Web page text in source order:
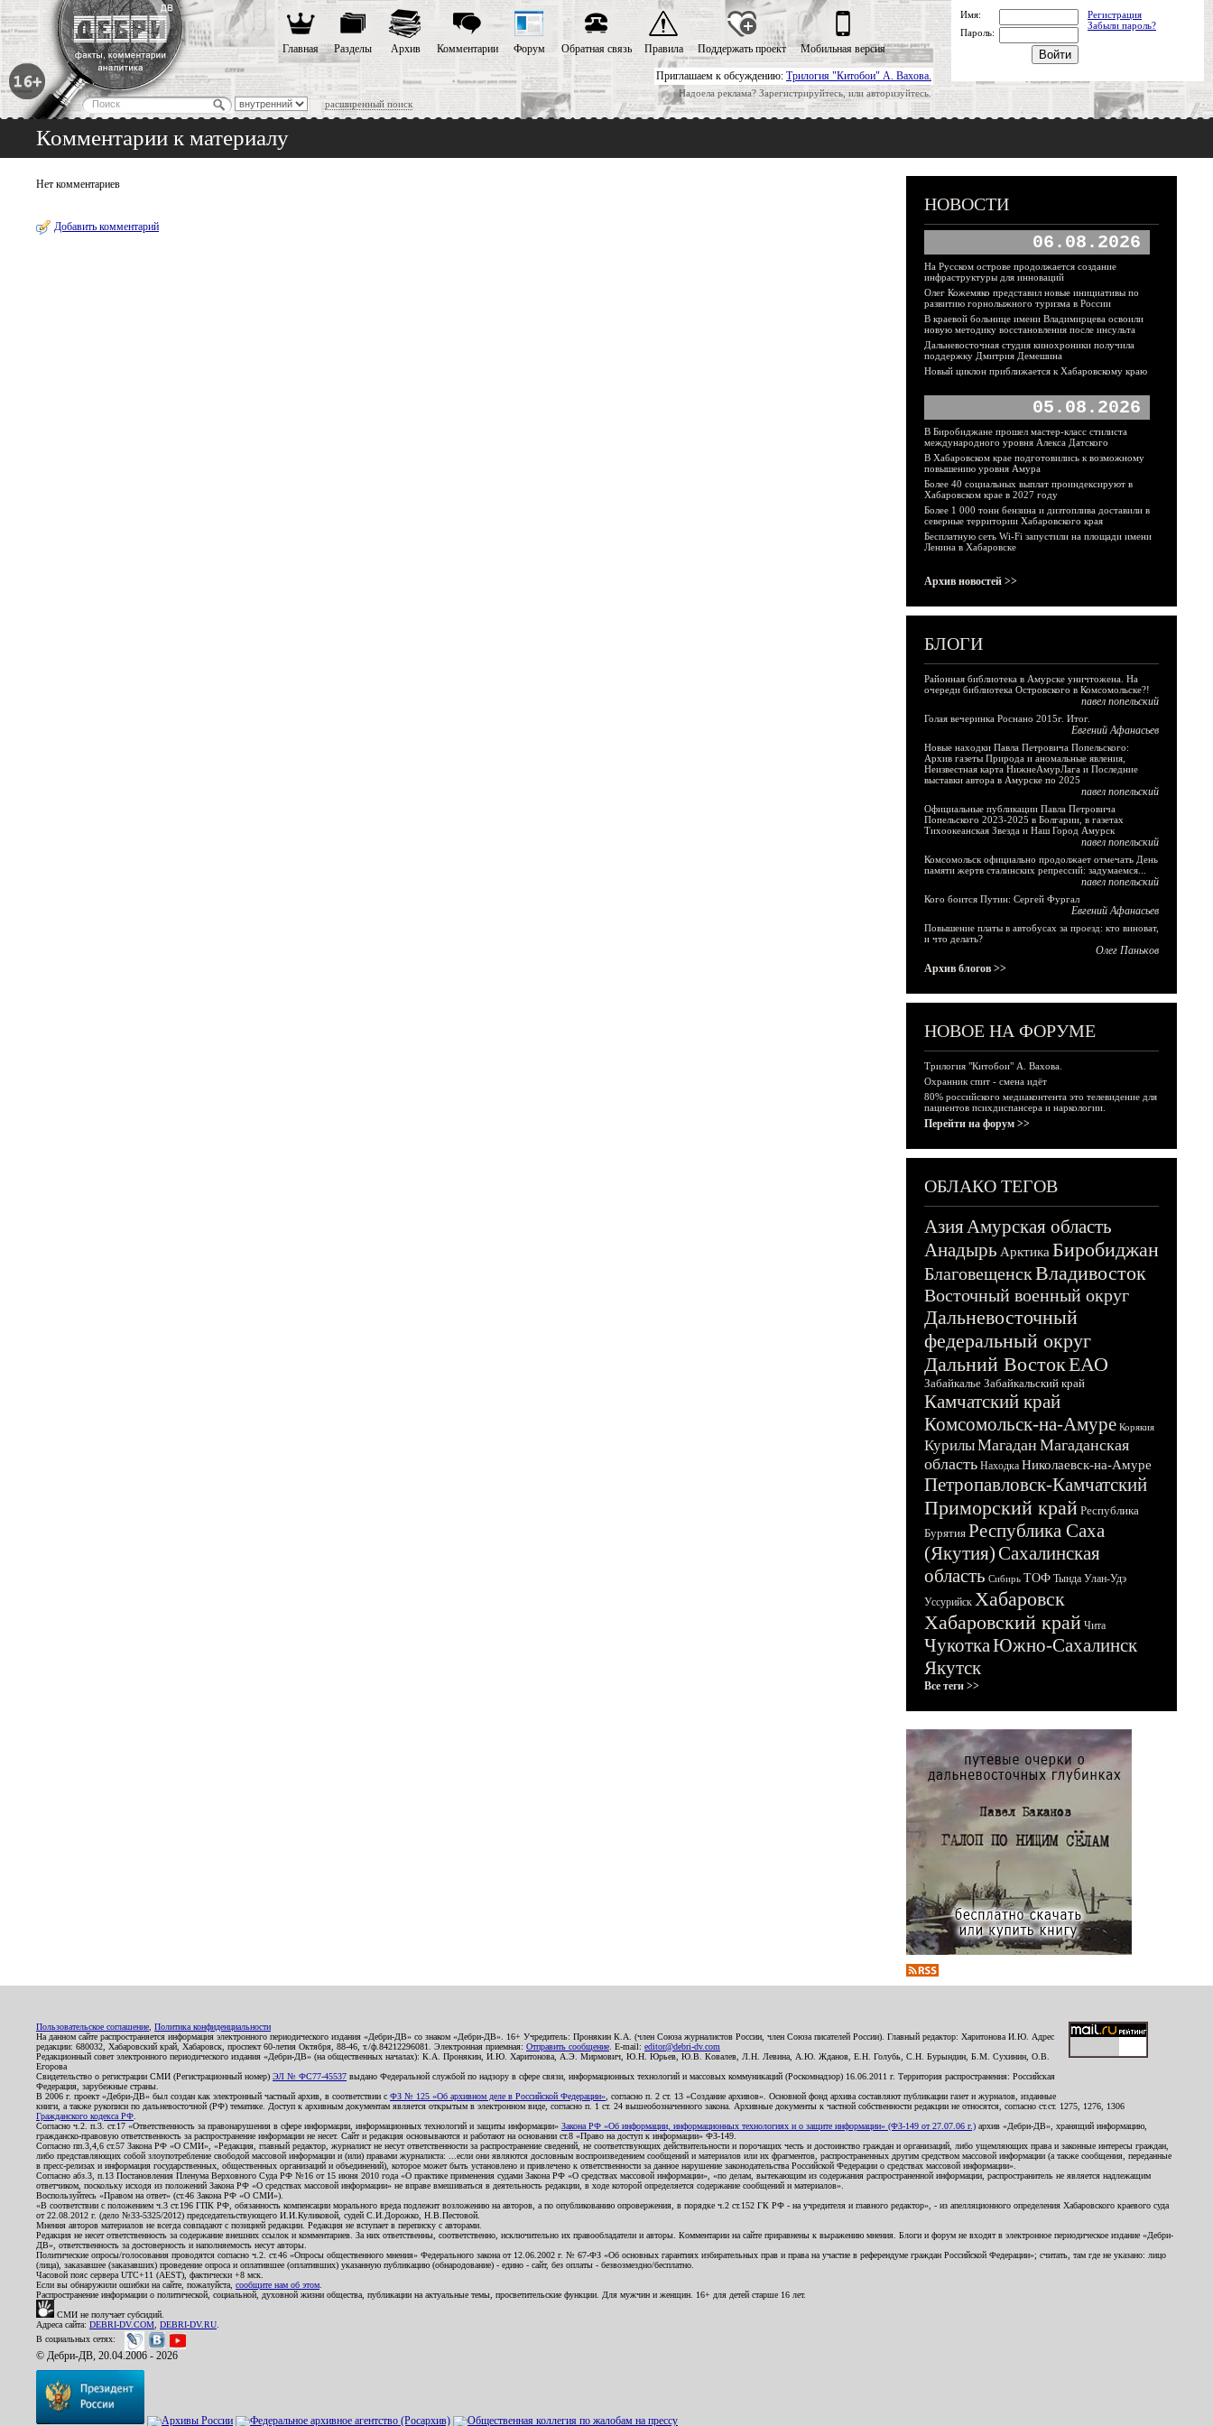
Приглашаем к обсуждению: Трилогия "Китобои" А. Вахова.
Надоела реклама? Зарегистрируйтесь, или авторизуйтесь.
расширенный поиск
Главная Разделы Архив Комментарии Форум Обратная связь Правила Поддержать проект Мобильная версия
Имя:
Регистрация
Забыли пароль?
Пароль:
Комментарии к материалу
Нет комментариев
Добавить комментарий
НОВОСТИ
06.08.2026
На Русском острове продолжается создание
инфраструктуры для инноваций
Олег Кожемяко представил новые инициативы по
развитию горнолыжного туризма в России
В краевой больнице имени Владимирцева освоили
новую методику восстановления после инсульта
Дальневосточная студия кинохроники получила
поддержку Дмитрия Демешина
Новый циклон приближается к Хабаровскому краю
05.08.2026
В Биробиджане прошел мастер-класс стилиста
международного уровня Алекса Датского
В Хабаровском крае подготовились к возможному
повышению уровня Амура
Более 40 социальных выплат проиндексируют в
Хабаровском крае в 2027 году
Более 1 000 тонн бензина и дизтоплива доставили в
северные территории Хабаровского края
Бесплатную сеть Wi-Fi запустили на площади имени
Ленина в Хабаровске
Архив новостей >>
БЛОГИ
Районная библиотека в Амурске уничтожена. На
очереди библиотека Островского в Комсомольске?!
павел попельский
Голая вечеринка Роснано 2015г. Итог.
Евгений Афанасьев
Новые находки Павла Петровича Попельского:
Архив газеты Природа и аномальные явления,
Неизвестная карта НижнеАмурЛага и Последние
выставки автора в Амурске по 2025
павел попельский
Официальные публикации Павла Петровича
Попельского 2023-2025 в Болгарии, в газетах
Тихоокеанская Звезда и Наш Город Амурск
павел попельский
Комсомольск официально продолжает отмечать День
памяти жертв сталинских репрессий: задумаемся...
павел попельский
Кого боится Путин: Сергей Фургал
Евгений Афанасьев
Повышение платы в автобусах за проезд: кто виноват,
и что делать?
Олег Паньков
Архив блогов >>
НОВОЕ НА ФОРУМЕ
Трилогия "Китобои" А. Вахова.
Охранник спит - смена идёт
80% российского медиаконтента это телевидение для
пациентов психдиспансера и наркологии.
Перейти на форум >>
ОБЛАКО ТЕГОВ
АзияАмурская область
Анадырь Арктика Биробиджан
БлаговещенскВладивосток
Восточный военный округ
Дальневосточный
федеральный округ
Дальний ВостокЕАО
Забайкалье Забайкальский край
Камчатский край
Комсомольск-на-Амуре Корякия
КурилыМагадан Магаданская
область Находка Николаевск-на-Амуре
Петропавловск-Камчатский
Приморский край Республика
Бурятия Республика Саха
(Якутия)Сахалинская
область Сибирь ТОФ Тында Улан-Удэ
Уссурийск Хабаровск
Хабаровский край Чита
ЧукоткаЮжно-Сахалинск
Якутск
Все теги >>
Пользовательское соглашение Политика конфиденциальности
На данном сайте распространяется информация электронного периодического издания «Дебри-ДВ» со знаком «Дебри-ДВ». 16+ Учредитель: Пронякин К.А. (член Союза журналистов России, член Союза писателей России). Главный редактор: Харитонова И.Ю. Адрес
редакции: 680032, Хабаровский край, Хабаровск, проспект 60-летия Октября, 88-46, т./ф.84212296081. Электронная приемная: Отправить сообщение . E-mail: editor@debri-dv.com
Редакционный совет электронного периодического издания «Дебри-ДВ» (на общественных началах): К.А. Пронякин, И.Ю. Харитонова, А.Э. Мирмович, Ю.Н. Юрьев, Ю.В. Ковалев, Л.Н. Левина, А.Ю. Жданов, Е.Н. Голубь, С.Н. Бурындин, Б.М. Сухинин, О.В.
Егорова
Свидетельство о регистрации СМИ (Регистрационный номер) ЭЛ № ФС77-45537 выдано Федеральной службой по надзору в сфере связи, информационных технологий и массовых коммуникаций (Роскомнадзор) 16.06.2011 г. Территория распространения: Российская
Федерация, зарубежные страны.
В 2006 г. проект «Дебри-ДВ» был создан как электронный частный архив, в соответствии с ФЗ № 125 «Об архивном деле в Российской Федерации» , согласно п. 2 ст. 13 «Создание архивов». Основной фонд архива составляют публикации газет и журналов, изданные
книги, а также рукописи по дальневосточной (РФ) тематике. Доступ к архивным документам является открытым в электронном виде, согласно п. 1 ст. 24 вышеобозначенного закона. Архивные документы к частной собственности редакции не относятся, согласно ст.ст. 1275, 1276, 1306
Гражданского кодекса РФ
Согласно ч.2. п.3. ст.17 «Ответственность за правонарушения в сфере информации, информационных технологий и защиты информации» Закона РФ «Об информации, информационных технологиях и о защите информации» (ФЗ-149 от 27.07.06 г.) архив «Дебри-ДВ», хранящий информацию,
гражданско-правовую ответственность за распространение информации не несет. Сайт и редакция основываются и работают на основании ст.8 «Право на доступ к информации» ФЗ-149.
Согласно пп.3,4,6 ст.57 Закона РФ «О СМИ», «Редакция, главный редактор, журналист не несут ответственности за распространение сведений, не соответствующих действительности и порочащих честь и достоинство граждан и организаций, либо ущемляющих права и законные интересы граждан,
либо представляющих собой злоупотребление свободой массовой информации и (или) правами журналиста: ...если они являются дословным воспроизведением сообщений и материалов или их фрагментов, распространенных другим средством массовой информации (а также сообщения, переданные
в пресс-релизах и информация государственных, общественных организаций и объединений), которое может быть установлено и привлечено к ответственности за данное нарушение законодательства Российской Федерации о средствах массовой информации».
Согласно абз.3, п.13 Постановления Пленума Верховного Суда РФ №16 от 15 июня 2010 года «О практике применения судами Закона РФ «О средствах массовой информации», «по делам, вытекающим из содержания распространенной информации, распространитель не является надлежащим
ответчиком, поскольку исходя из положений Закона РФ «О средствах массовой информации» не вправе вмешиваться в деятельность редакции, в ходе которой определяется содержание сообщений и материалов».
Воспользуйтесь «Правом на ответ» (ст.46 Закона РФ «О СМИ»).
«В соответствии с положением ч.3 ст.196 ГПК РФ, обязанность компенсации морального вреда подлежит возложению на авторов, а по опубликованию опровержения, в порядке ч.2 ст.152 ГК РФ - на учредителя и главного редактор», - из апелляционного определения Хабаровского краевого суда
от 22.08.2012 г. (дело №33-5325/2012) председательствующего И.И.Куликовой, судей С.И.Дорожко, Н.В.Пестовой.
Мнения авторов материалов не всегда совпадают с позицией редакции. Редакция не вступает в переписку с авторами.
Редакция не несет ответственность за содержание внешних ссылок и комментариев. За них ответственны, соответственно, исключительно их правообладатели и авторы. Комментарии на сайте приравнены к выражению мнения. Блоги и форум не входят в электронное периодическое издание «Дебри-
ДВ», ответственность за достоверность и наполняемость несут авторы.
Политические опросы/голосования проводятся согласно ч.2. ст.46 «Опросы общественного мнения» Федерального закона от 12.06.2002 г. № 67-ФЗ «Об основных гарантиях избирательных прав и права на участие в референдуме граждан Российской Федерации»; считать, там где не указано: лицо
(лица), заказавшее (заказавших) проведение опроса и оплатившее (оплативших) указанную публикацию (обнародование) - едино - сайт, без оплаты - безвозмездно/бесплатно.
Часовой пояс сервера UTC+11 (AEST), фактически +8 мск.
Если вы обнаружили ошибки на сайте, пожалуйста, сообщите нам об этом
Распространение информации о политической, социальной, духовной жизни общества, публикации на актуальные темы, просветительские функции. Для мужчин и женщин. 16+ для детей старше 16 лет.
СМИ не получает субсидий.
Адреса сайта: DEBRI-DV.COM DEBRI-DV.RU
В социальных сетях:
© Дебри-ДВ, 20.04.2006 - 2026